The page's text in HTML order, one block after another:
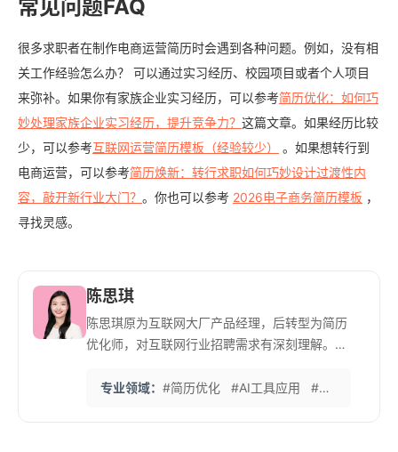
常见问题FAQ
很多求职者在制作电商运营简历时会遇到各种问题。例如，没有相
关工作经验怎么办？ 可以通过实习经历、校园项目或者个人项目
来弥补。如果你有家族企业实习经历，可以参考简历优化：如何巧
妙处理家族企业实习经历，提升竞争力？ 这篇文章。如果经历比较
少，可以参考互联网运营简历模板（经验较少）
。如果想转行到
电商运营，可以参考简历焕新：转行求职如何巧妙设计过渡性内
容，敲开新行业大门？ 。你也可以参考 2026电子商务简历模板 ，
寻找灵感。
陈思琪
陈思琪原为互联网大厂产品经理，后转型为简历
优化师，对互联网行业招聘需求有深刻理解。她
网企业的招聘偏好和关键词。 她独创了一套针对
专业领域： #简历优化 #AI工具应用 #互联网求职